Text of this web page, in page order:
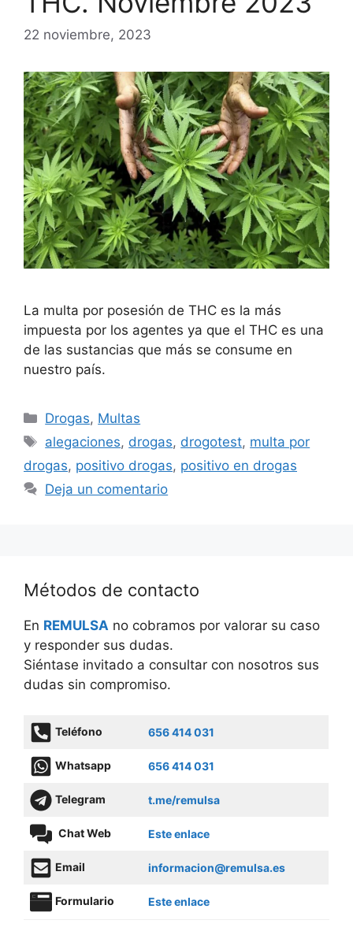
22 noviembre, 2023
La multa por posesión de THC es la más
impuesta por los agentes ya que el THC es una
de las sustancias que más se consume en
nuestro país.
Categorías
Drogas, Multas
Etiquetas
alegaciones, drogas, drogotest, multa por
drogas, positivo drogas, positivo en drogas
Deja un comentario
Métodos de contacto
En REMULSA no cobramos por valorar su caso
y responder sus dudas.
Siéntase invitado a consultar con nosotros sus
dudas sin compromiso.
Teléfono 656 414 031
Whatsapp 656 414 031
Telegram t.me/remulsa
Chat Web Este enlace
Email informacion@remulsa.es
Formulario Este enlace